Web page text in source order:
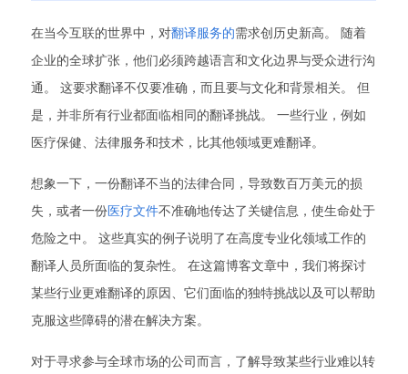
在当今互联的世界中，对翻译服务的需求创历史新高。 随着
企业的全球扩张，他们必须跨越语言和文化边界与受众进行沟
通。 这要求翻译不仅要准确，而且要与文化和背景相关。 但
是，并非所有行业都面临相同的翻译挑战。 一些行业，例如
医疗保健、法律服务和技术，比其他领域更难翻译。
想象一下，一份翻译不当的法律合同，导致数百万美元的损
失，或者一份医疗文件不准确地传达了关键信息，使生命处于
危险之中。 这些真实的例子说明了在高度专业化领域工作的
翻译人员所面临的复杂性。 在这篇博客文章中，我们将探讨
某些行业更难翻译的原因、它们面临的独特挑战以及可以帮助
克服这些障碍的潜在解决方案。
对于寻求参与全球市场的公司而言，了解导致某些行业难以转